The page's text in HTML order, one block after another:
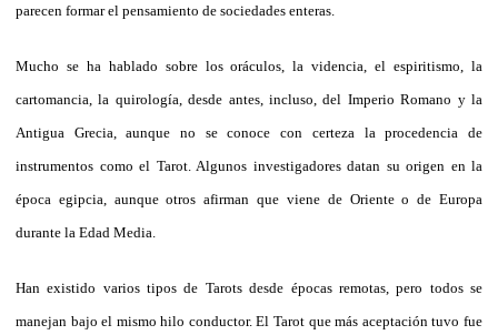
parecen formar el pensamiento de sociedades enteras.
Mucho se ha hablado sobre los oráculos, la videncia, el espiritismo, la
cartomancia, la quirología, desde antes, incluso, del Imperio Romano y la
Antigua Grecia, aunque no se conoce con certeza la procedencia de
instrumentos como el Tarot. Algunos investigadores datan su origen en la
época egipcia, aunque otros afirman que viene de Oriente o de Europa
durante la Edad Media.
Han existido varios tipos de Tarots desde épocas remotas, pero todos se
manejan bajo el mismo hilo conductor. El Tarot que más aceptación tuvo fue